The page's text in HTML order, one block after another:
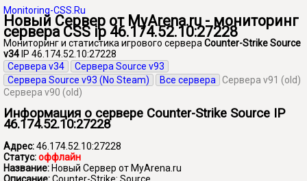
Monitoring-CSS.Ru
Новый Сервер от MyArena.ru - мониторинг
сервера CSS ip 46.174.52.10:27228
Мониторинг и статистика игрового сервера Counter-Strike Source
v34 IP 46.174.52.10:27228
Сервера v34
Сервера Source v93
Сервера Source v93 (No Steam)
Все сервера
Сервера v91 (old)
Сервера v90 (old)
Информация о сервере Counter-Strike Source IP
46.174.52.10:27228
Адрес:46.174.52.10:27228
Статус:оффлайн
Название: Новый Сервер от MyArena.ru